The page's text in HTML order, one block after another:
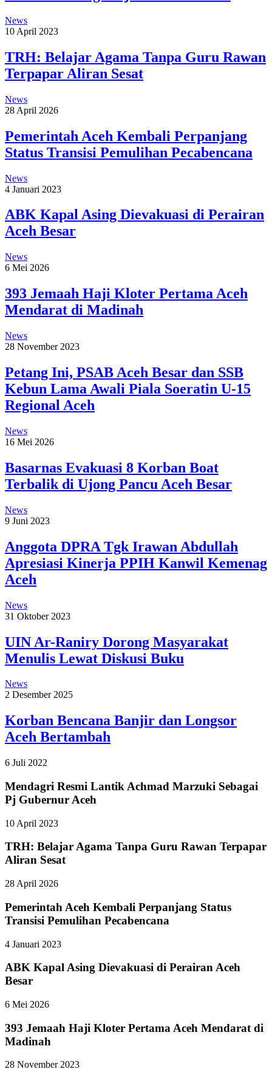
News
10 April 2023
TRH: Belajar Agama Tanpa Guru Rawan
Terpapar Aliran Sesat
News
28 April 2026
Pemerintah Aceh Kembali Perpanjang
Status Transisi Pemulihan Pecabencana
News
4 Januari 2023
ABK Kapal Asing Dievakuasi di Perairan
Aceh Besar
News
6 Mei 2026
393 Jemaah Haji Kloter Pertama Aceh
Mendarat di Madinah
News
28 November 2023
Petang Ini, PSAB Aceh Besar dan SSB
Kebun Lama Awali Piala Soeratin U-15
Regional Aceh
News
16 Mei 2026
Basarnas Evakuasi 8 Korban Boat
Terbalik di Ujong Pancu Aceh Besar
News
9 Juni 2023
Anggota DPRA Tgk Irawan Abdullah
Apresiasi Kinerja PPIH Kanwil Kemenag
Aceh
News
31 Oktober 2023
UIN Ar-Raniry Dorong Masyarakat
Menulis Lewat Diskusi Buku
News
2 Desember 2025
Korban Bencana Banjir dan Longsor
Aceh Bertambah
6 Juli 2022
Mendagri Resmi Lantik Achmad Marzuki Sebagai
Pj Gubernur Aceh
10 April 2023
TRH: Belajar Agama Tanpa Guru Rawan Terpapar
Aliran Sesat
28 April 2026
Pemerintah Aceh Kembali Perpanjang Status
Transisi Pemulihan Pecabencana
4 Januari 2023
ABK Kapal Asing Dievakuasi di Perairan Aceh
Besar
6 Mei 2026
393 Jemaah Haji Kloter Pertama Aceh Mendarat di
Madinah
28 November 2023